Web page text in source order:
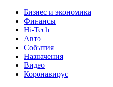
Бизнес и экономика
Финансы
Hi-Tech
Авто
События
Назначения
Видео
Коронавирус